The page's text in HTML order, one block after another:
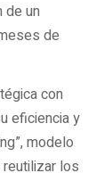
de un
de
con
eficiencia y
modelo
los